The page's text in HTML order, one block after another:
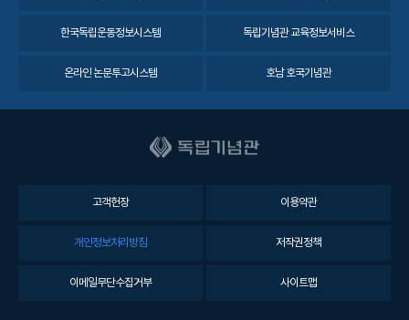
한국독립운동정보시스템 독립기념관 교육정보서비스
온라인 논문투고시스템 호남 호국기념관
고객헌장 이용약관
개인정보처리방침 저작권정책
이메일무단수집거부 사이트맵